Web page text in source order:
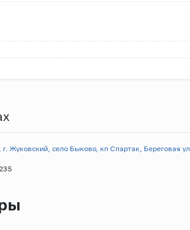
Жуковский, село Быково, кп Спартак, Береговая